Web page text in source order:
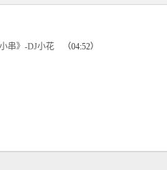
串》-DJ小花 （04:52）